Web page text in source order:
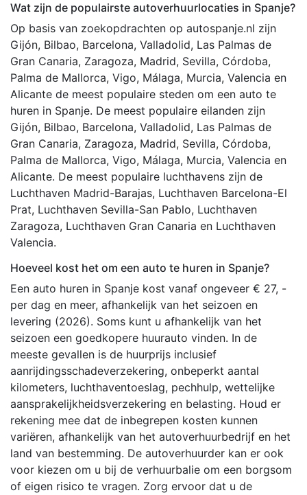
Wat zijn de populairste autoverhuurlocaties in Spanje?
Op basis van zoekopdrachten op autospanje.nl zijn
Gijón, Bilbao, Barcelona, Valladolid, Las Palmas de
Gran Canaria, Zaragoza, Madrid, Sevilla, Córdoba,
Palma de Mallorca, Vigo, Málaga, Murcia, Valencia en
Alicante de meest populaire steden om een auto te
huren in Spanje. De meest populaire eilanden zijn
Gijón, Bilbao, Barcelona, Valladolid, Las Palmas de
Gran Canaria, Zaragoza, Madrid, Sevilla, Córdoba,
Palma de Mallorca, Vigo, Málaga, Murcia, Valencia en
Alicante. De meest populaire luchthavens zijn de
Luchthaven Madrid-Barajas, Luchthaven Barcelona-El
Prat, Luchthaven Sevilla-San Pablo, Luchthaven
Zaragoza, Luchthaven Gran Canaria en Luchthaven
Valencia.
Hoeveel kost het om een auto te huren in Spanje?
Een auto huren in Spanje kost vanaf ongeveer € 27, -
per dag en meer, afhankelijk van het seizoen en
levering (2026). Soms kunt u afhankelijk van het
seizoen een goedkopere huurauto vinden. In de
meeste gevallen is de huurprijs inclusief
aanrijdingsschadeverzekering, onbeperkt aantal
kilometers, luchthaventoeslag, pechhulp, wettelijke
aansprakelijkheidsverzekering en belasting. Houd er
rekening mee dat de inbegrepen kosten kunnen
variëren, afhankelijk van het autoverhuurbedrijf en het
land van bestemming. De autoverhuurder kan er ook
voor kiezen om u bij de verhuurbalie om een borgsom
of eigen risico te vragen. Zorg ervoor dat u de